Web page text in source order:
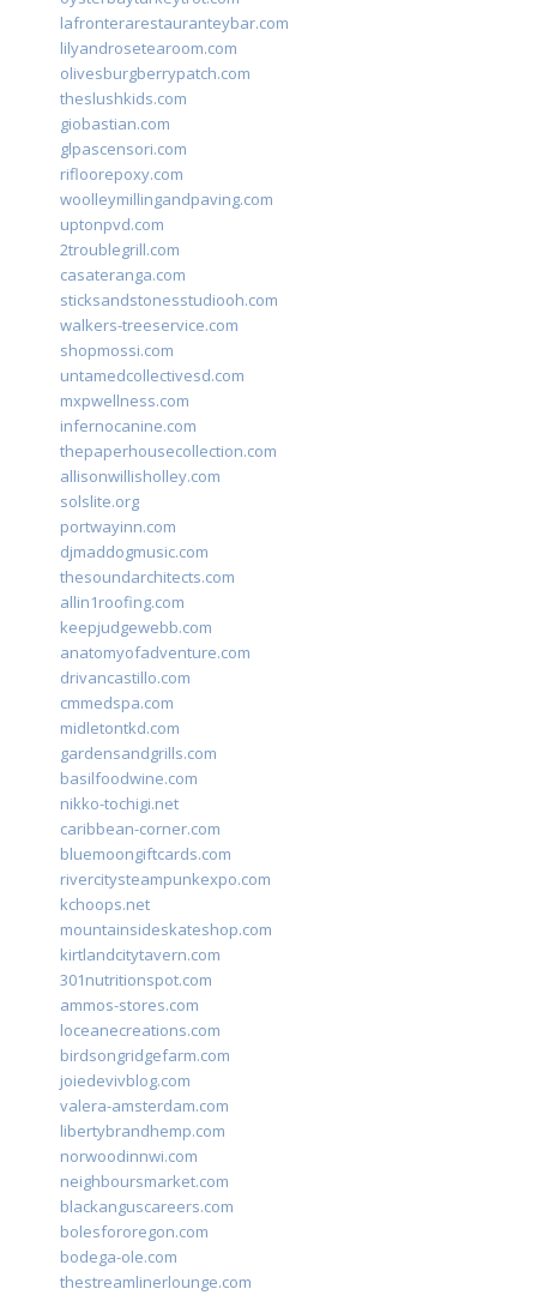
lafronterarestauranteybar.com
lilyandrosetearoom.com
olivesburgberrypatch.com
theslushkids.com
giobastian.com
glpascensori.com
rifloorepoxy.com
woolleymillingandpaving.com
uptonpvd.com
2troublegrill.com
casateranga.com
sticksandstonesstudiooh.com
walkers-treeservice.com
shopmossi.com
untamedcollectivesd.com
mxpwellness.com
infernocanine.com
thepaperhousecollection.com
allisonwillisholley.com
solslite.org
portwayinn.com
djmaddogmusic.com
thesoundarchitects.com
allin1roofing.com
keepjudgewebb.com
anatomyofadventure.com
drivancastillo.com
cmmedspa.com
midletontkd.com
gardensandgrills.com
basilfoodwine.com
nikko-tochigi.net
caribbean-corner.com
bluemoongiftcards.com
rivercitysteampunkexpo.com
kchoops.net
mountainsideskateshop.com
kirtlandcitytavern.com
301nutritionspot.com
ammos-stores.com
loceanecreations.com
birdsongridgefarm.com
joiedevivblog.com
valera-amsterdam.com
libertybrandhemp.com
norwoodinnwi.com
neighboursmarket.com
blackanguscareers.com
bolesfororegon.com
bodega-ole.com
thestreamlinerlounge.com